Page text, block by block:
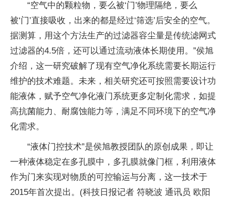
“空气中的颗粒物，要么被‘门’物理隔绝，要么
被‘门’直接吸收，出来的都是经过‘筛选’后安全的空气。
据测算，用这个方法生产的过滤器容尘量是传统滤网式
过滤器的4.5倍，还可以通过流动液体长期使用。”侯旭
介绍，这一研究破解了现有空气净化系统需要长期运行
维护的技术难题。未来，相关研究还可按照需要设计功
能液体，赋予空气净化液门系统更多定制化需求，如提
高抗菌能力、耐腐蚀能力等，满足不同环境下的空气净
化需求。
“液体门控技术”是侯旭教授团队的原创成果，即让
一种液体稳定在多孔膜中，多孔膜就像门框，利用液体
作为门来实现对物质的可控输运与分离，这一技术于
2015年首次提出。(科技日报记者 符晓波 通讯员 欧阳